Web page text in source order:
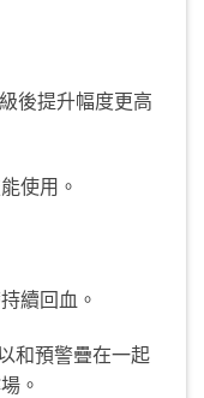
後提升幅度更高
使用。
續回血。
和預警疊在一起
。